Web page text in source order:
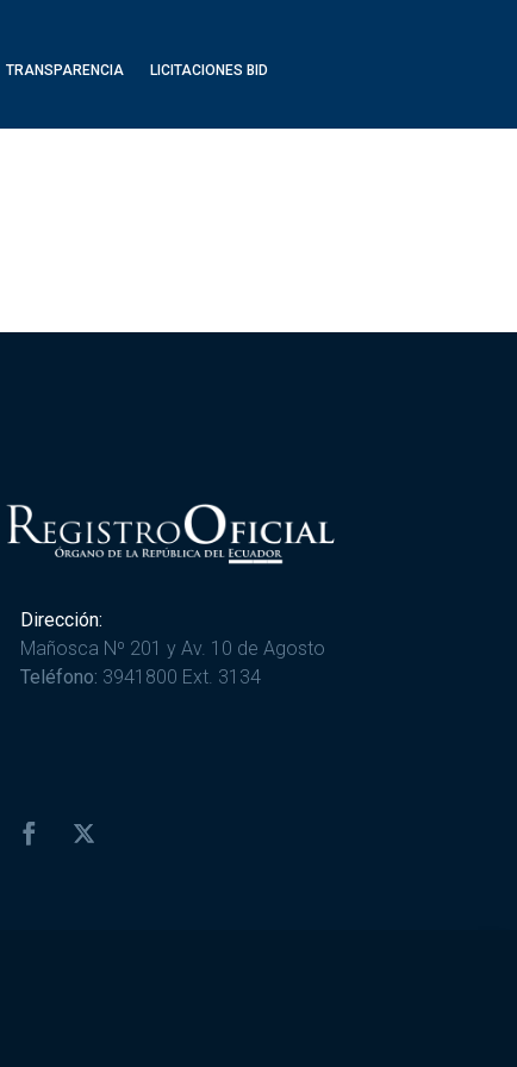
TRANSPARENCIA LICITACIONES BID
Dirección:
Mañosca Nº 201 y Av. 10 de Agosto
Teléfono: 3941800 Ext. 3134